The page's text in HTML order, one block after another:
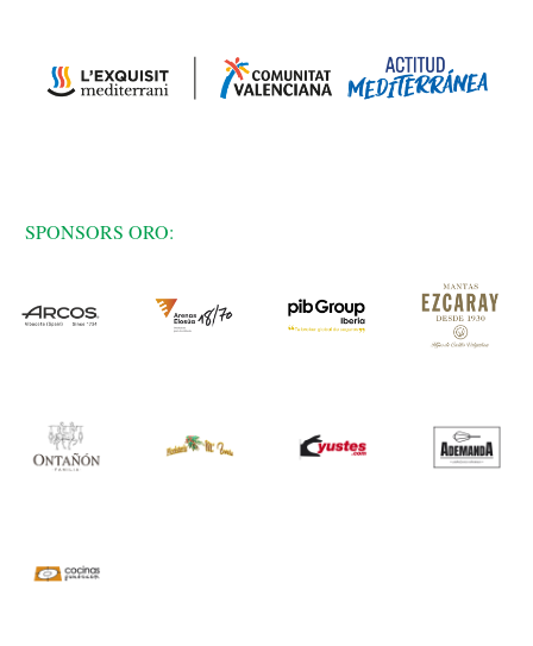
SPONSORS ORO: